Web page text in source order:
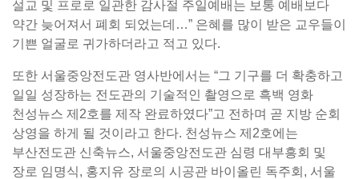
설교 및 프로로 일관한 감사절 주일예배는 보통 예배보다
약간 늦어져서 폐회 되었는데…” 은혜를 많이 받은 교우들이
기쁜 얼굴로 귀가하더라고 적고 있다.
또한 서울중앙전도관 영사반에서는 “그 기구를 더 확충하고
일일 성장하는 전도관의 기술적인 촬영으로 흑백 영화
천성뉴스 제2호를 제작 완료하였다”고 전하며 곧 지방 순회
상영을 하게 될 것이라고 한다. 천성뉴스 제2호에는
부산전도관 신축뉴스, 서울중앙전도관 심령 대부흥회 및
장로 임명식, 홍지유 장로의 시공관 바이올린 독주회, 서울